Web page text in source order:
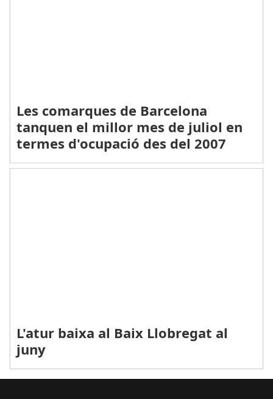
Les comarques de Barcelona
tanquen el millor mes de juliol en
termes d'ocupació des del 2007
L'atur baixa al Baix Llobregat al
juny